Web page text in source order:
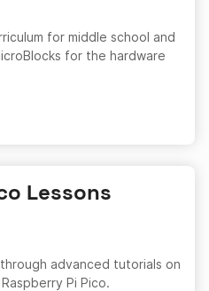
for middle school and
for the hardware
Lessons
advanced tutorials on
Pi Pico.